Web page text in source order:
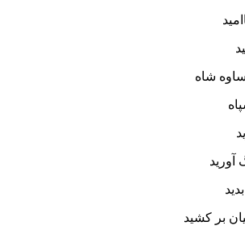
شاه
آورید
بر کشید